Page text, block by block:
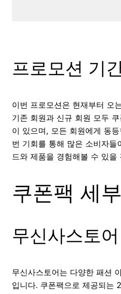
프로모션 기
이번 프로모션은 현재부터 오
기존 회원과 신규 회원 모두
이 있으며, 모든 회원에게 동
번 기회를 통해 많은 소비자들
드와 제품을 경험해볼 수 있을
쿠폰팩 세
무신사스토
무신사스토어는 다양한 패션
입니다. 쿠폰팩으로 제공되는